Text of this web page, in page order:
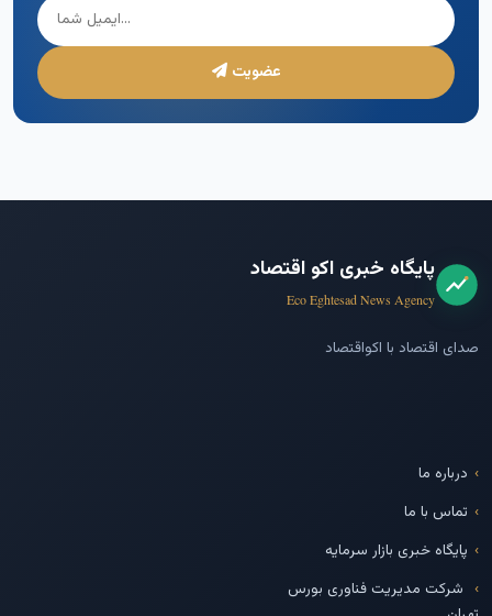
عضویت
پایگاه خبری اکو اقتصاد
Eco Eghtesad News Agency
صدای اقتصاد با اکواقتصاد
درباره ما
تماس با ما
پایگاه خبری بازار سرمایه
شرکت مدیریت فناوری بورس